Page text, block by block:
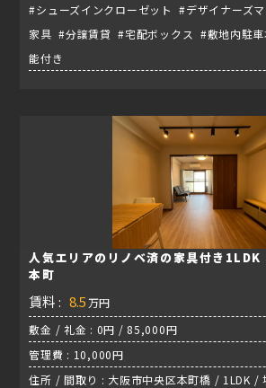
#シューズインクローゼット #デザイナーズ
家具 #分譲賃貸 #宅配ボックス #敷地内駐
能付き
人気エリアのリノベ済の家具付き1LDK
本町
賃料 : 8.5 万円
敷金 / 礼金 : 0円 / 85,000円
管理費 : 10,000円
住所 / 間取り : 大阪市中央区本町橋 / 1LDK /